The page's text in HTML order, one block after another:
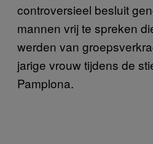
controversieel besluit
mannen vrij te spreken
werden van
jarige vrouw tijdens de
Pamplona.